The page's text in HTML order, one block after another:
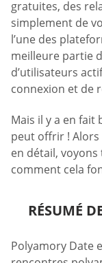
gratuites, des
simplement de
l’une des
meilleure partie
d’utilisateurs
connexion et de
Mais il y a en fait
peut offrir ! Alors
en détail,
comment cela
RÉSUMÉ
Polyamory Date